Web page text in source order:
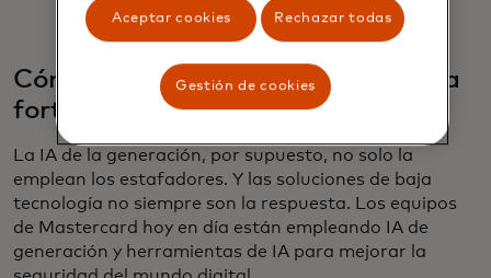
Cómo empleamos la IA general para
fortalecer la ciberseguridad
La IA de la generación, por supuesto, no solo la
emplean los estafadores. Y las soluciones de baja
tecnología no siempre son la respuesta. Los equipos
de Mastercard hoy en día están empleando IA de
generación y herramientas de IA para mejorar la
Aceptar cookies Rechazar todas
Gestión de cookies